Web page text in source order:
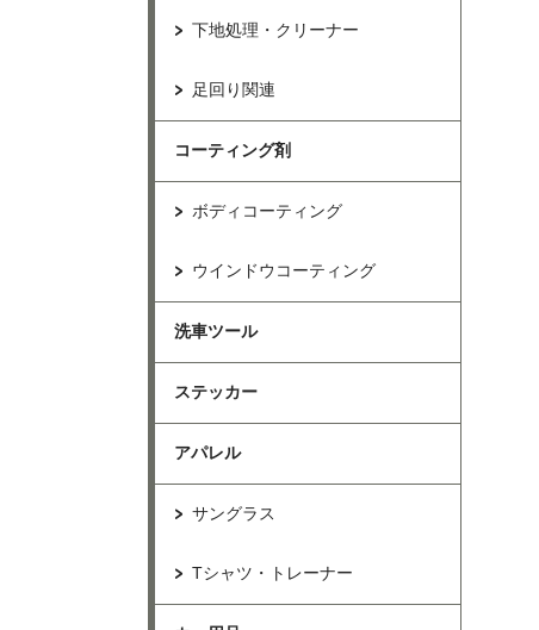
下地処理・クリーナー
足回り関連
コーティング剤
ボディコーティング
ウインドウコーティング
洗車ツール
ステッカー
アパレル
サングラス
Tシャツ・トレーナー